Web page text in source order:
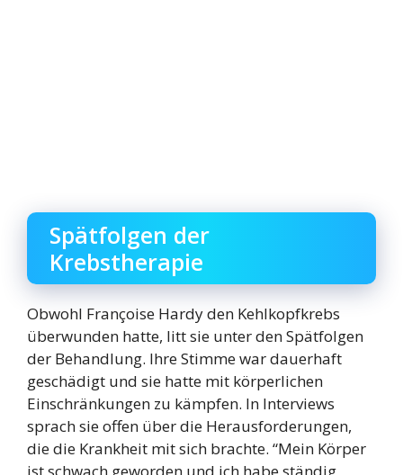
Spätfolgen der
Krebstherapie
Obwohl Françoise Hardy den Kehlkopfkrebs
überwunden hatte, litt sie unter den Spätfolgen
der Behandlung. Ihre Stimme war dauerhaft
geschädigt und sie hatte mit körperlichen
Einschränkungen zu kämpfen. In Interviews
sprach sie offen über die Herausforderungen,
die die Krankheit mit sich brachte. “Mein Körper
ist schwach geworden und ich habe ständig